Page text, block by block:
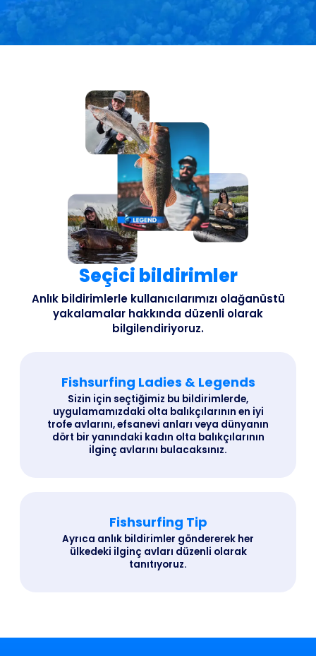
Seçici bildirimler
Anlık bildirimlerle kullanıcılarımızı olağanüstü
yakalamalar hakkında düzenli olarak
bilgilendiriyoruz.
Fishsurfing Ladies & Legends
Sizin için seçtiğimiz bu bildirimlerde,
uygulamamızdaki olta balıkçılarının en iyi
trofe avlarını, efsanevi anları veya dünyanın
dört bir yanındaki kadın olta balıkçılarının
ilginç avlarını bulacaksınız.
Fishsurfing Tip
Ayrıca anlık bildirimler göndererek her
ülkedeki ilginç avları düzenli olarak
tanıtıyoruz.